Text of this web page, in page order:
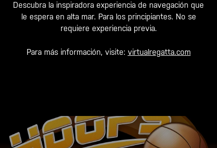
Descubra la inspiradora experiencia de navegación que
le espera en alta mar. Para los principiantes. No se
requiere experiencia previa.
Para más información, visite: virtualregatta.com